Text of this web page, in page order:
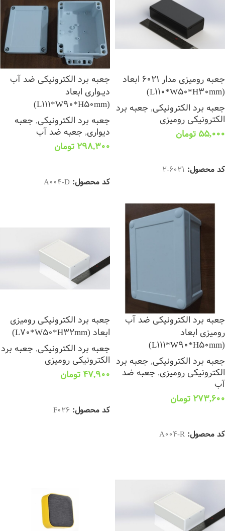
جعبه رومیزی مدار 6021 ابعاد
(L110*W50*H30mm)
جعبه برد الکترونیکی, جعبه برد
الکترونیکی رومیزی
55,000 تومان
کد محصول: 6021-2
جعبه برد الکترونیکی ضد آب
دیــواری ابعاد
(L111*W90*H50mm)
جعبه برد الکترونیکی, جعبه
دیواری, جعبه ضد آب
298,300 تومان
کد محصول: A004-D
جعبه برد الکترونیکی ضد آب
رومیزی ابعاد
(L111*W90*H50mm)
جعبه برد الکترونیکی, جعبه برد
الکترونیکی رومیزی, جعبه ضد
آب
273,600 تومان
کد محصول: A004-R
جعبه برد الکترونیکی رومیزی
ابعاد (L70*W50*H32mm)
جعبه برد الکترونیکی, جعبه برد
الکترونیکی رومیزی
47,900 تومان
کد محصول: F026